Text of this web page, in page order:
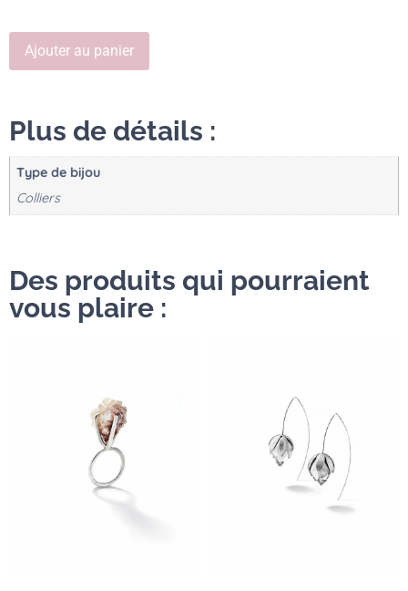
Ajouter au panier
Plus de détails :
Type de bijou
Colliers
Des produits qui pourraient
vous plaire :